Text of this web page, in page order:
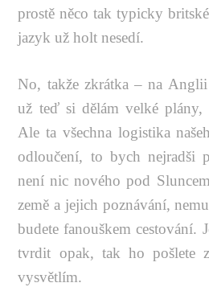
prostě něco tak typicky
jazyk už holt nesedí.
No, takže zkrátka – na
už teď si dělám velké plány,
Ale ta všechna logistika
odloučení, to bych nejradši
není nic nového pod
země a jejich poznávání,
budete fanouškem cestování.
tvrdit opak, tak ho pošlete
vysvětlím.